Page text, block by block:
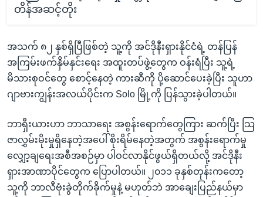
တိန်အဆင့်တိုး
အသက် ၈၂ နှစ်ရှိပြီဖြစ်တဲ့ သူ့ကို အင်ဒိုနီးရှားနိုင်ငံရဲ့ တန်ပြန်
အကြမ်းဖက်နှိမ်နှင်းရေး အထူးတပ်ဖွဲ့တွေက ဝန်းရံပြီး သူ့ရဲ့
မိသားစုဝင်တွေ စောင့်နေတဲ့ ကားဆီကို ပို့ဆောင်ပေးခဲ့ပြီး သူဟာ
ဂျာဗားကျွန်းအလယ်ပိုင်းက Solo မြို့ကို ပြန်သွားခဲ့ပါတယ်။
ဘာရှီးယားဟာ ဘာသာရေး အစွန်းရောက်တွေကြား ဆက်ပြီး သြ
ဇာလွှမ်းမိုးမှုရှိနေတဲ့အပေါ် စိုးရိမ်နေတဲ့အတွက် အစွန်းရောက်မှု
လျှော့ချရေးအစီအစဉ်မှာ ပါဝင်လာနိုင်ဖွယ်ရှိတယ်လို့ အင်ဒိုနီး
ရှားအာဏာပိုင်တွေက ပြောပါတယ်။ ၂၀၁၁ ခုနှစ်တုန်းကတော့
သူ့ကို ဘာလီဗုံးခွဲတိုက်ခိုက်မှုနဲ့ မဟုတ်ဘဲ အာချေးပြည်နယ်မှာ